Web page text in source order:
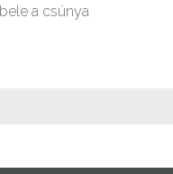
a csúnya